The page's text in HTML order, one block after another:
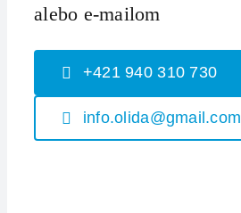
alebo e-mailom
+421 940 310 730
info.olida@gmail.com